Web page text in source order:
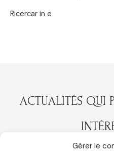
Gérer le
Ricercar in e
ACTUALITÉS QUI
Précédent